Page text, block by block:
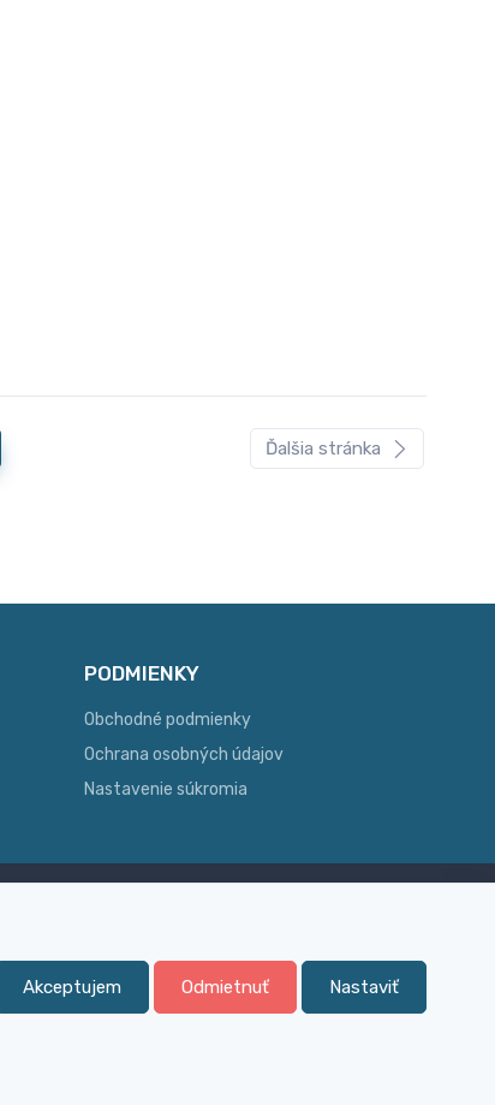
Ďalšia stránka
PODMIENKY
Obchodné podmienky
Ochrana osobných údajov
Nastavenie súkromia
Široký sortiment, z ktorého Vám
pomôžeme vybrať
Akceptujem Odmietnuť Nastaviť